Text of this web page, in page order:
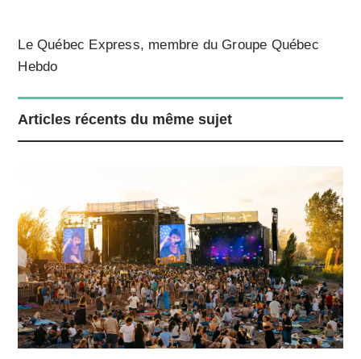
Le Québec Express, membre du Groupe Québec
Hebdo
Articles récents du même sujet